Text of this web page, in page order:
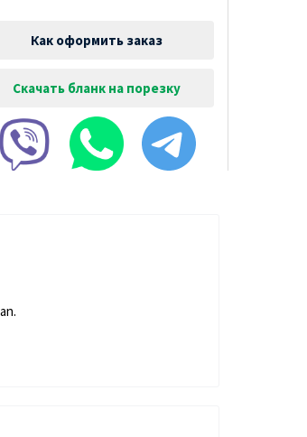
Как оформить заказ
Скачать бланк на порезку